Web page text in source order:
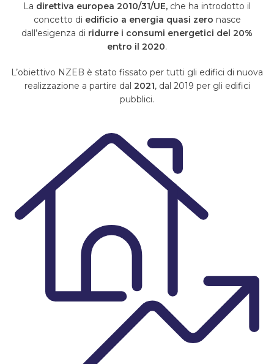
La direttiva europea 2010/31/UE, che ha introdotto il
concetto di edificio a energia quasi zero nasce
dall’esigenza di ridurre i consumi energetici del 20%
entro il 2020.
L’obiettivo NZEB è stato fissato per tutti gli edifici di nuova
realizzazione a partire dal 2021, dal 2019 per gli edifici
pubblici.